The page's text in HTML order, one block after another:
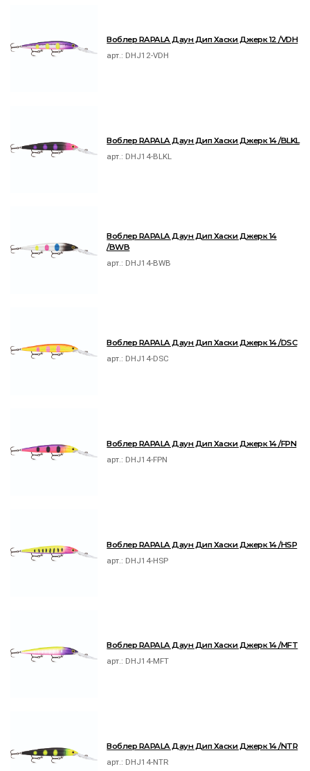
Воблер RAPALA Даун Дип Хаски Джерк 12 /VDH
арт.: DHJ12-VDH
Воблер RAPALA Даун Дип Хаски Джерк 14 /BLKL
арт.: DHJ14-BLKL
Воблер RAPALA Даун Дип Хаски Джерк 14
/BWB
арт.: DHJ14-BWB
Воблер RAPALA Даун Дип Хаски Джерк 14 /DSC
арт.: DHJ14-DSC
Воблер RAPALA Даун Дип Хаски Джерк 14 /FPN
арт.: DHJ14-FPN
Воблер RAPALA Даун Дип Хаски Джерк 14 /HSP
арт.: DHJ14-HSP
Воблер RAPALA Даун Дип Хаски Джерк 14 /MFT
арт.: DHJ14-MFT
Воблер RAPALA Даун Дип Хаски Джерк 14 /NTR
арт.: DHJ14-NTR